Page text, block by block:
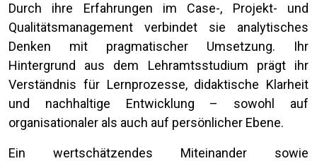
Durch ihre Erfahrungen im Case-, Projekt- und
Qualitätsmanagement verbindet sie analytisches
Denken mit pragmatischer Umsetzung. Ihr
Hintergrund aus dem Lehramtsstudium prägt ihr
Verständnis für Lernprozesse, didaktische Klarheit
und nachhaltige Entwicklung – sowohl auf
organisationaler als auch auf persönlicher Ebene.
Ein wertschätzendes Miteinander sowie